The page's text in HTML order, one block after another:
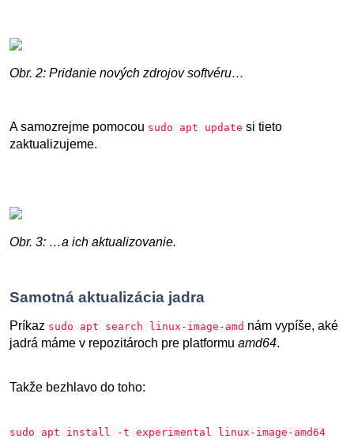
Obr. 2: Pridanie nových zdrojov softvéru…
A samozrejme pomocou sudo apt update si tieto
zaktualizujeme.
Obr. 3: …a ich aktualizovanie.
Samotná aktualizácia jadra
Príkaz sudo apt search linux-image-amd nám vypíše, aké
jadrá máme v repozitároch pre platformu amd64.
Takže bezhlavo do toho:
sudo apt install -t experimental linux-image-amd64